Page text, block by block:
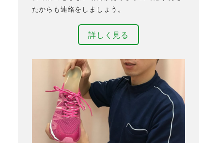
たからも連絡をしましょう。
詳しく見る